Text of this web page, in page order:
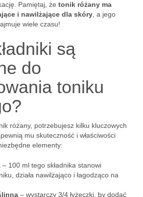
Pamiętaj, że tonik różany ma
i nawilżające dla skóry , a jego
wiele czasu!
są
do
toniku
różany, potrzebujesz kilku kluczowych
mu skuteczność i właściwości
elementy:
– 100 ml tego składnika stanowi
działa nawilżająco i łagodząco na
– wystarczy 3/4 łyżeczki, by dodać